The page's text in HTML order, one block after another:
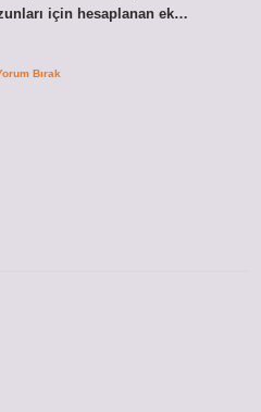
için hesaplanan ek…
Bırak